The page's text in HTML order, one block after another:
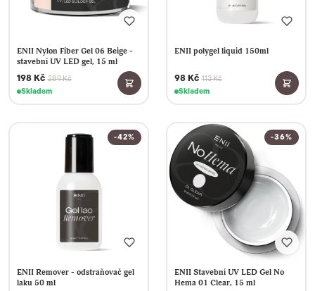
ENII Nylon Fiber Gel 06 Beige -
stavební UV LED gel, 15 ml
198 Kč 289 Kč
Skladem
ENII polygel liquid 150ml
98 Kč 113 Kč
Skladem
-42%
ENII Remover - odstraňovač gel
laku 50 ml
-36%
ENII Stavební UV LED Gel No
Hema 01 Clear, 15 ml